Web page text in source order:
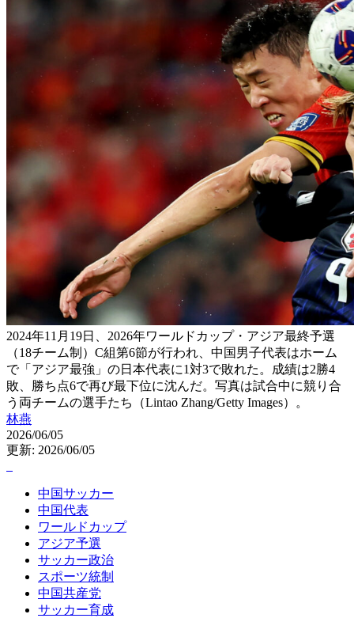
2024年11月19日、2026年ワールドカップ・アジア最終予選
（18チーム制）C組第6節が行われ、中国男子代表はホーム
で「アジア最強」の日本代表に1対3で敗れた。成績は2勝4
敗、勝ち点6で再び最下位に沈んだ。写真は試合中に競り合
う両チームの選手たち（Lintao Zhang/Getty Images）。
林燕
2026/06/05
更新: 2026/06/05
中国サッカー
中国代表
ワールドカップ
アジア予選
サッカー政治
スポーツ統制
中国共産党
サッカー育成